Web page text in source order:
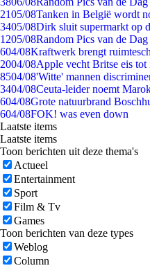
2105/08Tanken in België wordt
3405/08Dirk sluit supermarkt op
1205/08Random Pics van de
604/08Kraftwerk brengt
2004/08Apple vecht Britse eis
8504/08'Witte' mannen
3404/08Ceuta-leider noemt
604/08Grote natuurbrand
604/08FOK! was even down
Laatste items
Laatste items
Toon berichten uit deze thema's
Actueel
Entertainment
Sport
Film & Tv
Games
Toon berichten van deze types
Weblog
Column